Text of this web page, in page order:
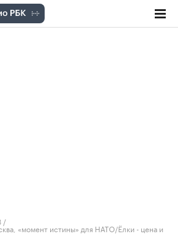
/
«момент истины» для НАТО/Ёлки - цена и